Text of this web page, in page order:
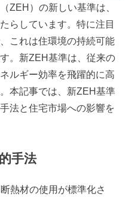
ZEH）の新しい基準は、
らしています。特に注目
これは住環境の持続可能
。新ZEH基準は、従来の
ルギー効率を飛躍的に高
本記事では、新ZEH基準
法と住宅市場への影響を
手法
熱材の使用が標準化さ